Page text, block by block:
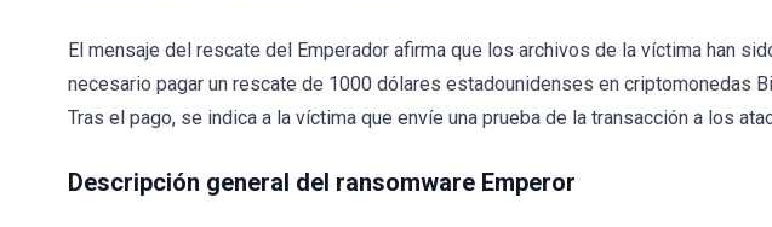
El mensaje del rescate del Emperador afirma que los archivos de la víctima han
necesario pagar un rescate de 1000 dólares estadounidenses en criptomonedas
Tras el pago, se indica a la víctima que envíe una prueba de la transacción a los
Descripción general del ransomware Emperor